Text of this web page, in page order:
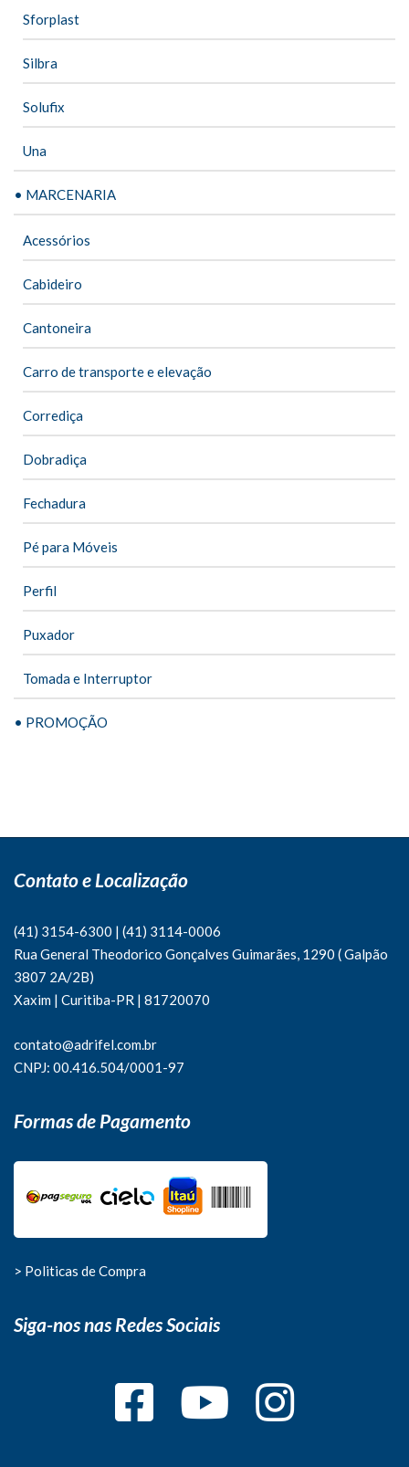
Sforplast
Silbra
Solufix
Una
• MARCENARIA
Acessórios
Cabideiro
Cantoneira
Carro de transporte e elevação
Corrediça
Dobradiça
Fechadura
Pé para Móveis
Perfil
Puxador
Tomada e Interruptor
• PROMOÇÃO
Contato e Localização
(41) 3154-6300 | (41) 3114-0006
Rua General Theodorico Gonçalves Guimarães, 1290 ( Galpão
3807 2A/2B)
Xaxim | Curitiba-PR | 81720070
contato@adrifel.com.br
CNPJ: 00.416.504/0001-97
Formas de Pagamento
> Politicas de Compra
Siga-nos nas Redes Sociais